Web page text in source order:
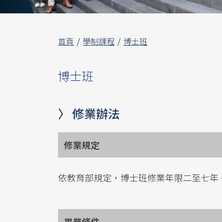
首頁 學制課程 博士班
博士班
〉 修業辦法
修業規定
依教育部規定，博士班修業年限二至七年